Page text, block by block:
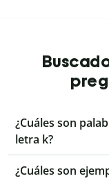
¿Cuáles son
letra k?
¿Cuáles son